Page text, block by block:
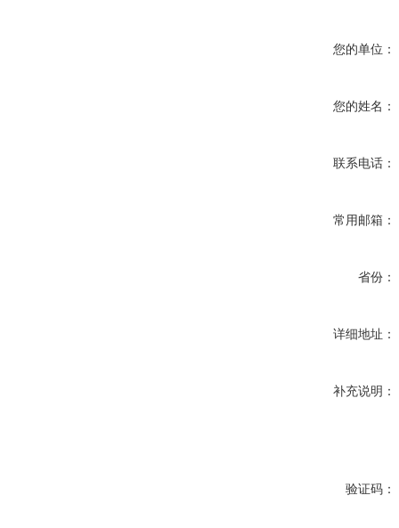
您的单位：
您的姓名：
联系电话：
常用邮箱：
省份：
详细地址：
补充说明：
验证码：